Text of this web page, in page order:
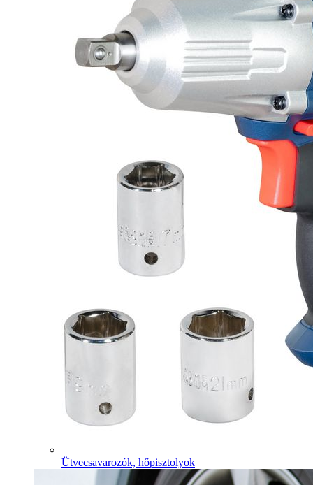
Ütvecsavarozók, hőpisztolyok